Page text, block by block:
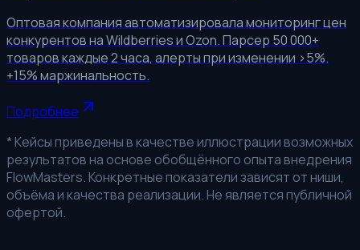
Оптовая компания автоматизировала мониторинг цен
конкурентов на Wildberries и Ozon. Парсер 50 000+
товаров каждые 2 часа, алерты при изменении >5%.
+15% маржинальность.
Подробнее
* Кейсы приведены в качестве иллюстрации возможных
результатов на основе обобщённого опыта внедрения
FlowMasters. Конкретные показатели зависят от ниши,
объёма и качества реализации. Не является публичной
офертой.